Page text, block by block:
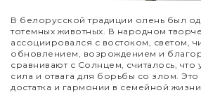
В белорусской традиции олень был
тотемных животных. В народном
ассоциировался с востоком, светом,
обновлением, возрождением и
сравнивают с Солнцем, считалось, что
сила и отвага для борьбы со злом. Это
достатка и гармонии в семейной жизни.